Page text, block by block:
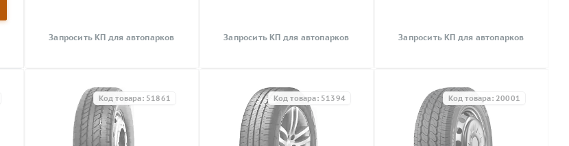
Запросить КП для автопарков Запросить КП для автопарков Запросить КП для автопарков
Код товара: 51861 Код товара: 51394 Код товара: 20001